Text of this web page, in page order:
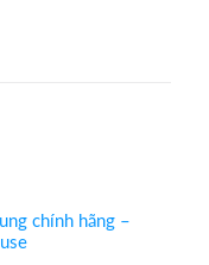
chính hãng –